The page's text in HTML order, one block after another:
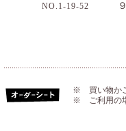
NO.1-19-52 ９
※ 買い物かご
※ ご利用の場